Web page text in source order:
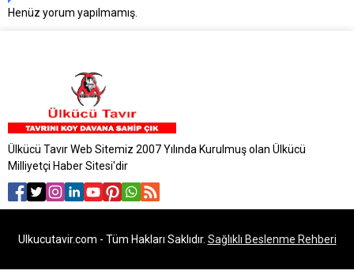
Henüz yorum yapılmamış.
Ülkücü Tavır Web Sitemiz 2007 Yılında Kurulmuş olan Ülkücü
Milliyetçi Haber Sitesi'dir
Ulkucutavir.com - Tüm Hakları Saklıdır. Sağlıklı Beslenme Rehberi